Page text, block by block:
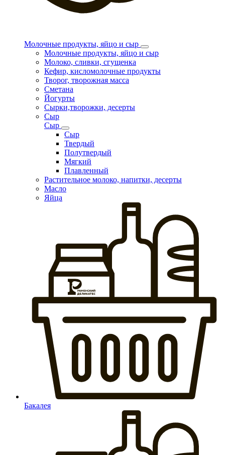
Молочные продукты, яйцо и сыр
Молочные продукты, яйцо и сыр
Молоко, сливки, сгущенка
Кефир, кисломолочные продукты
Творог, творожная масса
Сметана
Йогурты
Сырки,творожки, десерты
Сыр
Сыр
Сыр
Твердый
Полутвердый
Мягкий
Плавленный
Растительное молоко, напитки, десерты
Масло
Яйца
Бакалея